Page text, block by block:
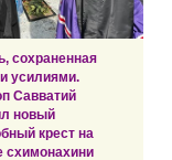
сохраненная
усилиями.
Савватий
новый
крест на
схимонахини